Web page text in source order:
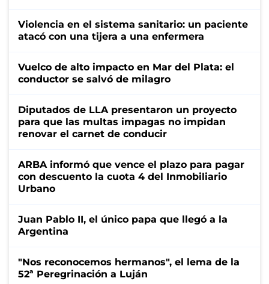
Violencia en el sistema sanitario: un paciente
atacó con una tijera a una enfermera
Vuelco de alto impacto en Mar del Plata: el
conductor se salvó de milagro
Diputados de LLA presentaron un proyecto
para que las multas impagas no impidan
renovar el carnet de conducir
ARBA informó que vence el plazo para pagar
con descuento la cuota 4 del Inmobiliario
Urbano
Juan Pablo II, el único papa que llegó a la
Argentina
"Nos reconocemos hermanos", el lema de la
52ª Peregrinación a Luján